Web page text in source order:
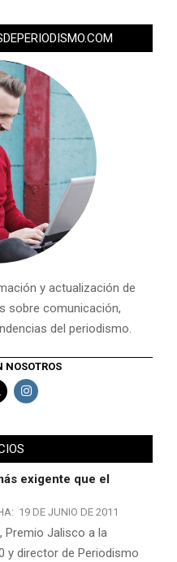
y actualización de
sobre comunicación,
del periodismo.
NOSOTROS
exigente que el
19 DE JUNIO DE 2011
Premio Jalisco a la
y director de Periodismo